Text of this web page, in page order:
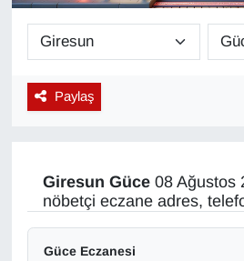
Paylaş
Giresun Güce08 Ağustos
nöbetçi eczane adres,
Güce Eczanesi
Diğer
DÜNYA
EKONOMİ
Eleman